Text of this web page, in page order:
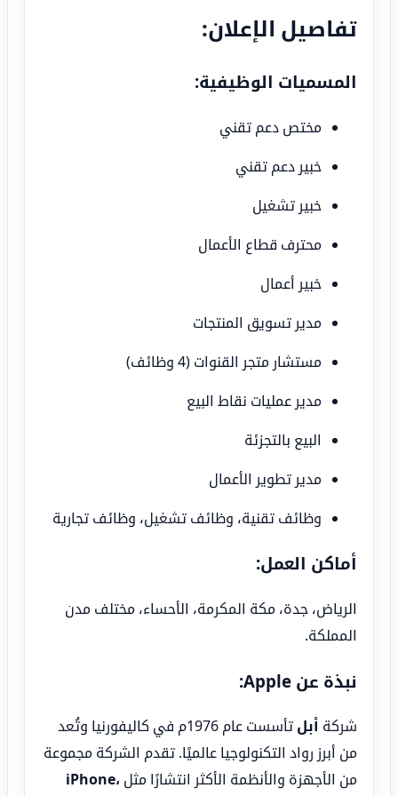
تفاصيل الإعلان:
المسميات الوظيفية:
مختص دعم تقني
خبير دعم تقني
خبير تشغيل
محترف قطاع الأعمال
خبير أعمال
مدير تسويق المنتجات
مستشار متجر القنوات (4 وظائف)
مدير عمليات نقاط البيع
البيع بالتجزئة
مدير تطوير الأعمال
وظائف تقنية، وظائف تشغيل، وظائف تجارية
أماكن العمل:
الرياض، جدة، مكة المكرمة، الأحساء، مختلف مدن
المملكة.
نبذة عن Apple:
شركة أبل
تأسست عام 1976م في كاليفورنيا وتُعد
من أبرز رواد التكنولوجيا عالميًا. تقدم الشركة مجموعة
من الأجهزة والأنظمة الأكثر انتشارًا مثل iPhone،